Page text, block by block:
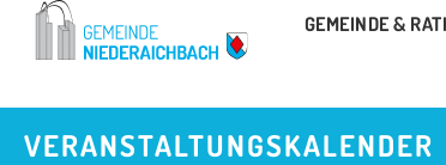
Zum
GEMEINDE &
VERANSTALTUNGSKALENDER